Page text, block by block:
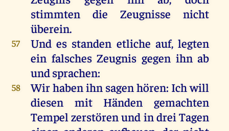
stimmten die Zeugnissenicht
überein.
57 Und es standen etliche auf,legten
einfalschesZeugnis gegen ihn ab
undsprachen:
58 Wirhabenihn sagenhören: Ichwill
diesen
mit Händen gemachten
Tempel zerstörenund indrei Tagen